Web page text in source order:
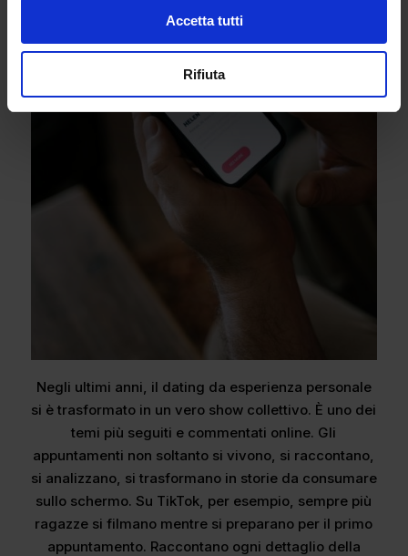
Accetta tutti
Rifiuta
Negli ultimi anni, il dating da esperienza personale
si è trasformato in un vero show collettivo. È uno dei
temi più seguiti e commentati online. Gli
appuntamenti non soltanto si vivono, si raccontano,
si analizzano, si trasformano in storie da consumare
sullo schermo. Su TikTok, per esempio, sempre più
ragazze si filmano mentre si preparano per il primo
appuntamento. Raccontano ogni dettaglio della